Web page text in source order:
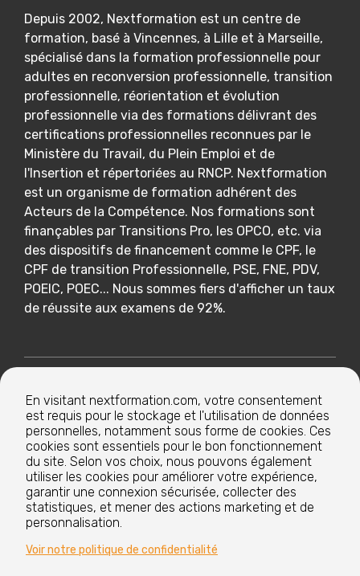
Depuis 2002, Nextformation est un centre de
formation, basé à Vincennes, à Lille et à Marseille,
spécialisé dans la formation professionnelle pour
adultes en reconversion professionnelle, transition
professionnelle, réorientation et évolution
professionnelle via des formations délivrant des
certifications professionnelles reconnues par le
Ministère du Travail, du Plein Emploi et de
l'Insertion et répertoriées au RNCP. Nextformation
est un organisme de formation adhérent des
Acteurs de la Compétence. Nos formations sont
finançables par Transitions Pro, les OPCO, etc. via
des dispositifs de financement comme le CPF, le
CPF de transition Professionnelle, PSE, FNE, PDV,
POEIC, POEC... Nous sommes fiers d'afficher un taux
de réussite aux examens de 92%.
Nos formations
Nos centres de formation
Le groupe
En visitant nextformation.com, votre consentement
est requis pour le stockage et l'utilisation de données
personnelles, notamment sous forme de cookies. Ces
cookies sont essentiels pour le bon fonctionnement
du site. Selon vos choix, nous pouvons également
utiliser les cookies pour améliorer votre expérience,
garantir une connexion sécurisée, collecter des
statistiques, et mener des actions marketing et de
personnalisation.
Voir notre politique de confidentialité